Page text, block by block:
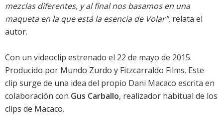
mezclas diferentes, y al final nos basamos en una
maqueta en la que está la esencia de Volar", relata el
autor.
Con un videoclip estrenado el 22 de mayo de 2015.
Producido por Mundo Zurdo y Fitzcarraldo Films. Este
clip surge de una idea del propio Dani Macaco escrita en
colaboración con Gus Carballo, realizador habitual de los
clips de Macaco.